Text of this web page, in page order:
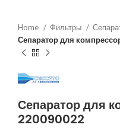
Home Фильтры
Сепаратор для
Сепаратор для
220090022